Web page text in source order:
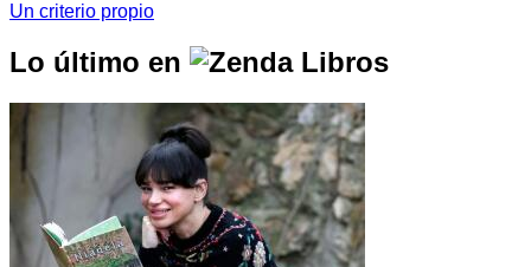
Un criterio propio
Lo último en